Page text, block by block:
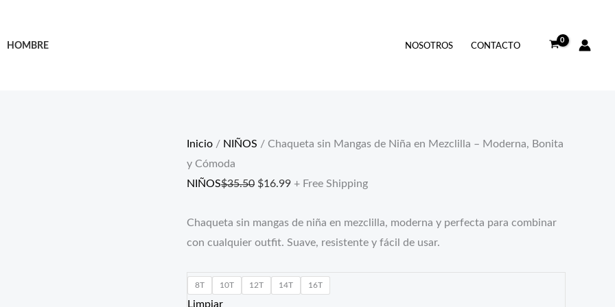
HOMBRE NOSOTROS CONTACTO
Inicio / NIÑOS / Chaqueta sin Mangas de Niña en Mezclilla – Moderna, Bonita
y Cómoda
NIÑOS$35.50 $16.99 + Free Shipping
Chaqueta sin mangas de niña en mezclilla, moderna y perfecta para combinar
con cualquier outfit. Suave, resistente y fácil de usar.
8T 10T 12T 14T 16T
Limpiar
–
Moderna,
Bonita
Cómoda
cantidad